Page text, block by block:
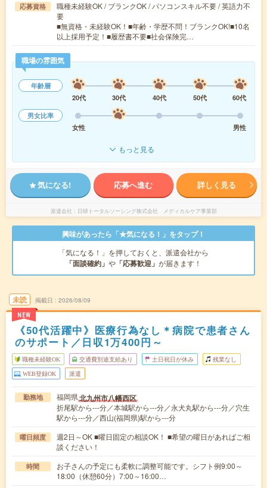
応募資格
職種未経験OK / ブランクOK / パソコンスキル不要 / 英語力不
要
■無資格・未経験OK！■年齢・学歴不問！ブランクOK!■10名
以上採用予定！■履歴書不要■社会保険完…
職場の雰囲気
年齢層
20代
30代 40代 50代
60代
男女比率
女性
男性
もっと見る
気になる! 応募へ進む 詳しく見る
派遣会社 日研トータルソーシング株式会社 メディカルケア事業部
興味があったら「★気になる！」をタップ！
「気になる！」を押しておくと、派遣会社から
「面談確約」 や 「応募歓迎」 が届きます！
未読
NEW
掲載日 2026/08/09
《50代活躍中》医療行為なし＊病院で患者さん
のサポート／日収1万400円～
職種未経験OK 交通費別途支給あり 土日祝日が休み 残業なし
WEB登録OK 派遣
勤務地 福岡県北九州市八幡西区
折尾駅から---分／本城駅から---分／永犬丸駅から---分／穴生
駅から---分／西山(福岡県)駅から---分
曜日頻度
週2日～OK ■曜日固定の相談OK！ ■希望の曜日があればご相
談ください！
時間
お子さんの予定にも柔軟に調整可能です。シフト例9:00～
18:00（休憩60分）7:00～16:00…